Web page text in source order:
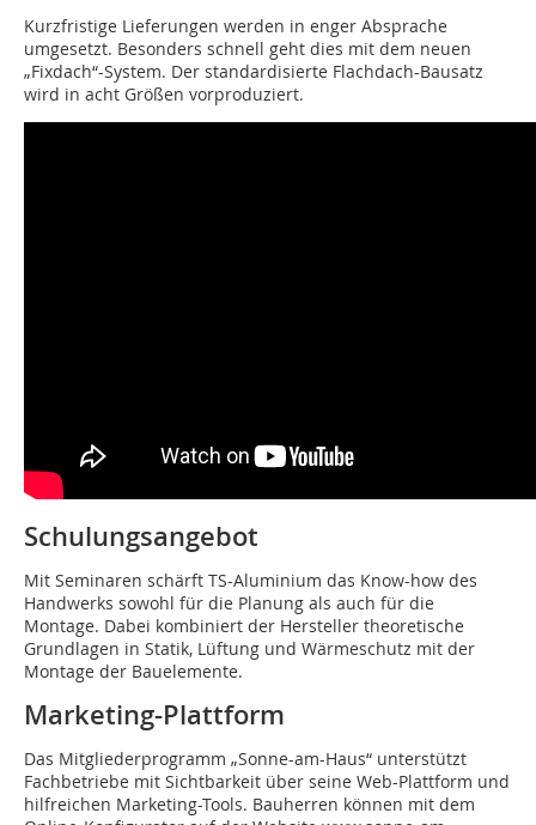
Kurzfristige Lieferungen werden in enger Absprache
umgesetzt. Besonders schnell geht dies mit dem neuen
„Fixdach“-System. Der standardisierte Flachdach-Bausatz
wird in acht Größen vorproduziert.
Schulungsangebot
Mit Seminaren schärft TS-Aluminium das Know-how des
Handwerks sowohl für die Planung als auch für die
Montage. Dabei kombiniert der Hersteller theoretische
Grundlagen in Statik, Lüftung und Wärmeschutz mit der
Montage der Bauelemente.
Marketing-Plattform
Das Mitgliederprogramm „Sonne-am-Haus“ unterstützt
Fachbetriebe mit Sichtbarkeit über seine Web-Plattform und
hilfreichen Marketing-Tools. Bauherren können mit dem